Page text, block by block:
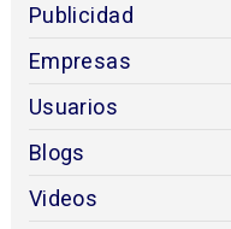
Publicidad
Empresas
Usuarios
Blogs
Videos